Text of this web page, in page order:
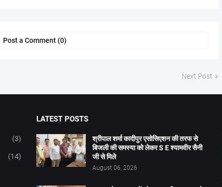
Post a Comment (0)
Next Post
(3)
(14)
LATEST POSTS
श्रीपाल शर्मा कादीपुर एसोसिएशन की तरफ से
बिजली की समस्या को लेकर S E श्यामवीर सैनी
जी से मिले
August 06, 2026